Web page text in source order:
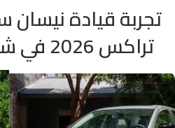
تجربة قيادة نيسان
تراكس 2026 في شوارع السعودية